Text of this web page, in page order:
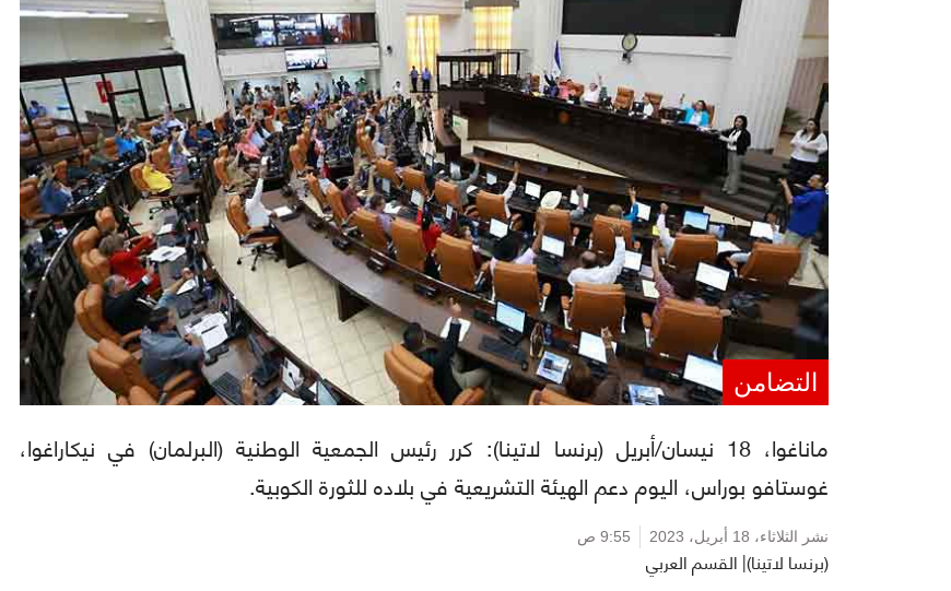
التضامن
ماناغوا، 18 نيسان/أبريل (برنسا لاتينا): كرر رئيس الجمعية الوطنية (البرلمان) في نيكاراغوا،
غوستافو بوراس، اليوم دعم الهيئة التشريعية في بلاده للثورة الكوبية.
نشر الثلاثاء، 18 أبريل، 2023 9:55 ص
(برنسا لاتينا)| القسم العربي